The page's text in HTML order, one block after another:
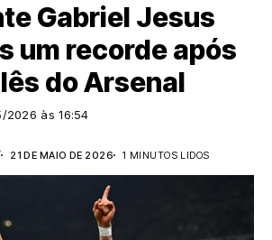
Gabriel Jesus
um recorde após
do Arsenal
2026 às 16:54
21 DE MAIO DE 2026 1 MINUTOS LIDOS